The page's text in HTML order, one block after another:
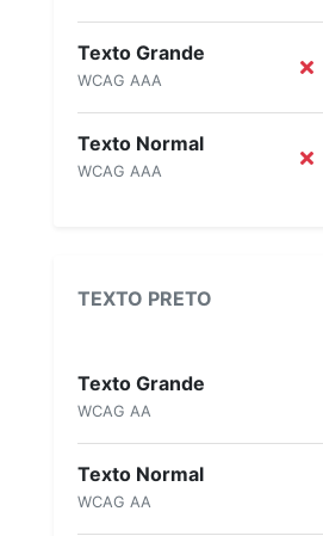
Texto Grande
WCAG AAA
Texto Normal
WCAG AAA
TEXTO PRETO
Texto Grande
WCAG AA
Texto Normal
WCAG AA